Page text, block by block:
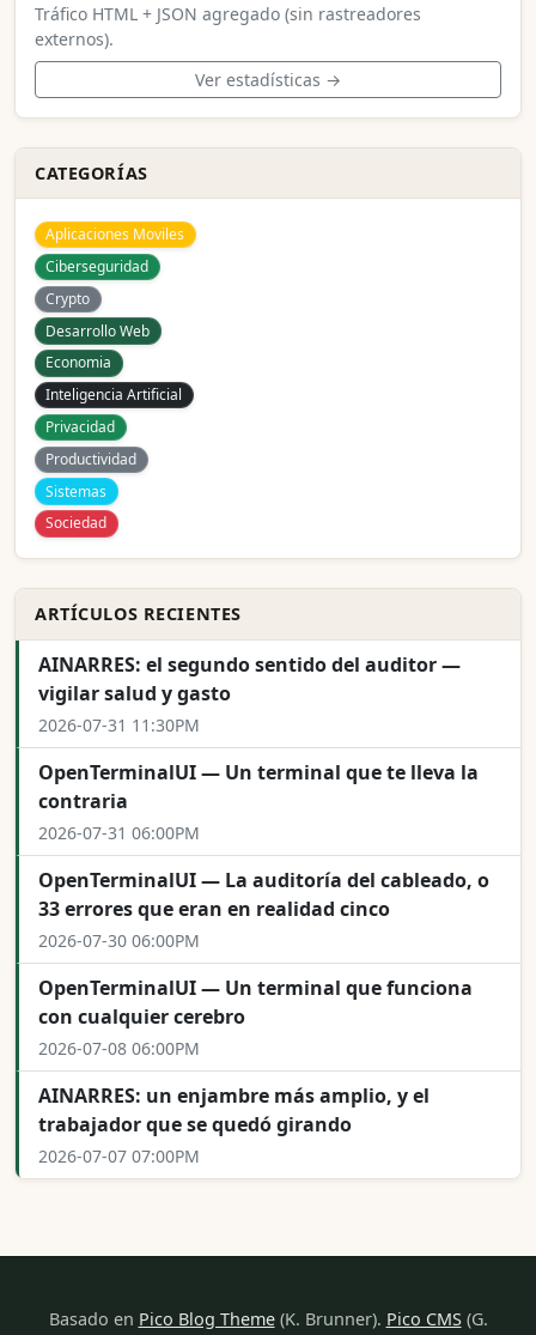
Tráfico HTML + JSON agregado (sin rastreadores
externos).
Ver estadísticas →
CATEGORÍAS
Aplicaciones Moviles
Ciberseguridad
Crypto
Desarrollo Web
Economia
Inteligencia Artificial
Privacidad
Productividad
Sistemas
Sociedad
ARTÍCULOS RECIENTES
AINARRES: el segundo sentido del auditor —
vigilar salud y gasto
2026-07-31 11:30PM
OpenTerminalUI — Un terminal que te lleva la
contraria
2026-07-31 06:00PM
OpenTerminalUI — La auditoría del cableado, o
33 errores que eran en realidad cinco
2026-07-30 06:00PM
OpenTerminalUI — Un terminal que funciona
con cualquier cerebro
2026-07-08 06:00PM
AINARRES: un enjambre más amplio, y el
trabajador que se quedó girando
2026-07-07 07:00PM
Basado en Pico Blog Theme(K. Brunner). Pico CMS(G.